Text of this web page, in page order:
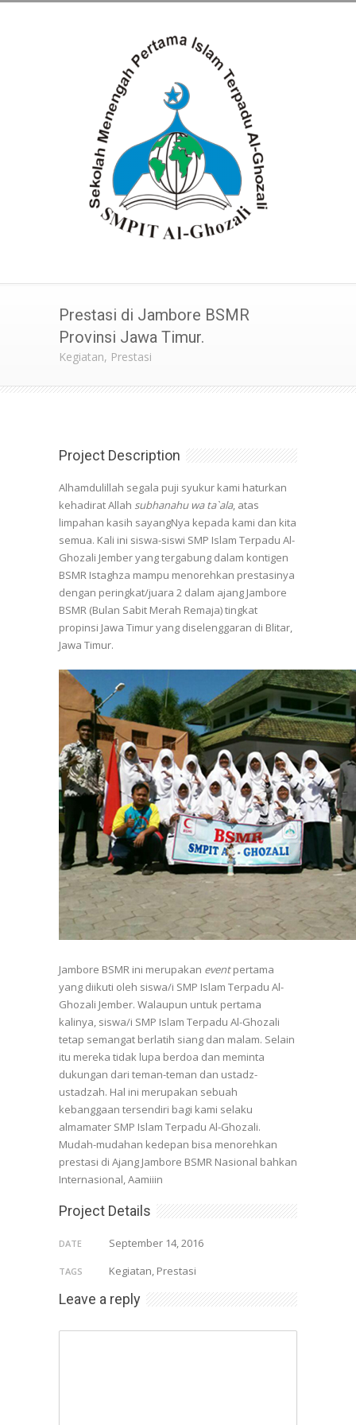
Prestasi di Jambore BSMR
Provinsi Jawa Timur.
Kegiatan, Prestasi
Project Description
Alhamdulillah segala puji syukur kami haturkan
kehadirat Allah subhanahu wa ta`ala, atas
limpahan kasih sayangNya kepada kami dan kita
semua. Kali ini siswa-siswi SMP Islam Terpadu Al-
Ghozali Jember yang tergabung dalam kontigen
BSMR Istaghza mampu menorehkan prestasinya
dengan peringkat/juara 2 dalam ajang Jambore
BSMR (Bulan Sabit Merah Remaja) tingkat
propinsi Jawa Timur yang diselenggaran di Blitar,
Jawa Timur.
Jambore BSMR ini merupakan eventpertama
yang diikuti oleh siswa/i SMP Islam Terpadu Al-
Ghozali Jember. Walaupun untuk pertama
kalinya, siswa/i SMP Islam Terpadu Al-Ghozali
tetap semangat berlatih siang dan malam. Selain
itu mereka tidak lupa berdoa dan meminta
dukungan dari teman-teman dan ustadz-
ustadzah. Hal ini merupakan sebuah
kebanggaan tersendiri bagi kami selaku
almamater SMP Islam Terpadu Al-Ghozali.
Mudah-mudahan kedepan bisa menorehkan
prestasi di Ajang Jambore BSMR Nasional bahkan
Internasional, Aamiiin
Project Details
DATE September 14, 2016
TAGS Kegiatan, Prestasi
Leave a reply